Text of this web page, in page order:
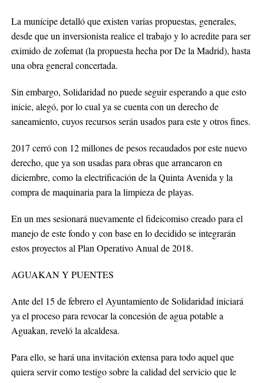
La munícipe detalló que existen varias propuestas, generales,
desde que un inversionista realice el trabajo y lo acredite para ser
eximido de zofemat (la propuesta hecha por De la Madrid), hasta
una obra general concertada.
Sin embargo, Solidaridad no puede seguir esperando a que esto
inicie, alegó, por lo cual ya se cuenta con un derecho de
saneamiento, cuyos recursos serán usados para este y otros fines.
2017 cerró con 12 millones de pesos recaudados por este nuevo
derecho, que ya son usadas para obras que arrancaron en
diciembre, como la electrificación de la Quinta Avenida y la
compra de maquinaria para la limpieza de playas.
En un mes sesionará nuevamente el fideicomiso creado para el
manejo de este fondo y con base en lo decidido se integrarán
estos proyectos al Plan Operativo Anual de 2018.
AGUAKAN Y PUENTES
Ante del 15 de febrero el Ayuntamiento de Solidaridad iniciará
ya el proceso para revocar la concesión de agua potable a
Aguakan, reveló la alcaldesa.
Para ello, se hará una invitación extensa para todo aquel que
quiera servir como testigo sobre la calidad del servicio que le